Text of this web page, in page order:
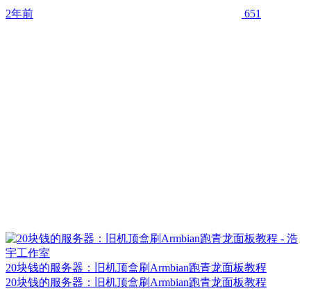
2年前 651
20块钱的服务器：旧机顶盒刷Armbian跑青龙面板教程
20块钱的服务器：旧机顶盒刷Armbian跑青龙面板教程